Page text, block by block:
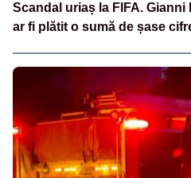
Scandal uriaș la FIFA.
ar fi plătit o sumă de șase